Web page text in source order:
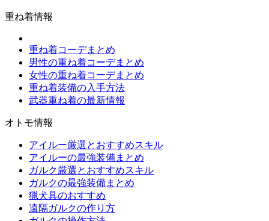
重ね着情報
重ね着コーデまとめ
男性の重ね着コーデまとめ
女性の重ね着コーデまとめ
重ね着装備の入手方法
武器重ね着の最新情報
オトモ情報
アイルー厳選とおすすめスキル
アイルーの最強装備まとめ
ガルク厳選とおすすめスキル
ガルクの最強装備まとめ
猟犬具のおすすめ
遠隔ガルクの作り方